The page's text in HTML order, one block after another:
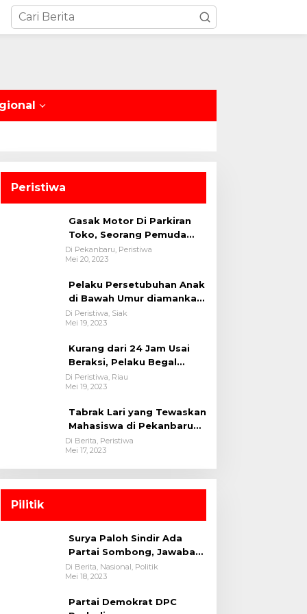
Peristiwa
Gasak Motor Di Parkiran
Toko, Seorang Pemuda
Diamankan Polsek Bukit
Raya
Di Pekanbaru, Peristiwa
Mei 20, 2023
Pelaku Persetubuhan Anak
di Bawah Umur diamankan
oleh tim Opsnal Polsek
Tualang-Polres Siak-Polda
Di Peristiwa, Siak
Mei 19, 2023
Kurang dari 24 Jam Usai
Beraksi, Pelaku Begal
Berhasil Di Bekuk
Satreskrim Polres
Di Peristiwa, Riau
Mei 19, 2023
Tabrak Lari yang Tewaskan
Mahasiswa di Pekanbaru
Ditangkap Polisi
Di Berita, Peristiwa
Mei 17, 2023
Pilitik
Surya Paloh Sindir Ada
Partai Sombong, Jawaban
Megawati
Di Berita, Nasional, Politik
Mei 18, 2023
Partai Demokrat DPC